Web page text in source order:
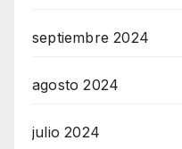
septiembre 2024
agosto 2024
julio 2024